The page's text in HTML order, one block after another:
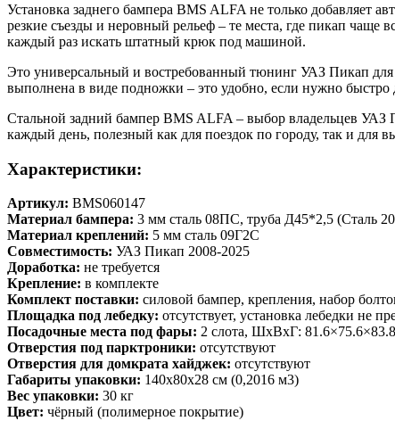
Установка заднего бампера BMS ALFA не только добавляет
резкие съезды и неровный рельеф – те места, где пикап чаще
каждый раз искать штатный крюк под машиной.
Это универсальный и востребованный тюнинг УАЗ Пикап для
выполнена в виде подножки – это удобно, если нужно быстро
Стальной задний бампер BMS ALFA – выбор владельцев УАЗ
каждый день, полезный как для поездок по городу, так и для
Характеристики:
Артикул: BMS060147
Материал бампера: 3 мм сталь 08ПС, труба Д45*2,5 (Сталь
Материал креплений: 5 мм сталь 09Г2С
Совместимость: УАЗ Пикап 2008-2025
Доработка: не требуется
Крепление: в комплекте
Комплект поставки: силовой бампер, крепления, набор
Площадка под лебедку: отсутствует, установка лебедки не
Посадочные места под фары: 2 слота, ШxВxГ:
Отверстия под парктроники: отсутствуют
Отверстия для домкрата хайджек: отсутствуют
Габариты упаковки: 140х80х28 см (0,2016 м3)
Вес упаковки: 30 кг
Цвет: чёрный (полимерное покрытие)